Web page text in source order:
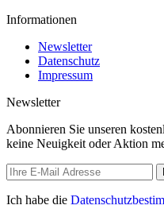
Informationen
Newsletter
Datenschutz
Impressum
Newsletter
Abonnieren Sie unseren
keine Neuigkeit oder Aktion
Ich habe die